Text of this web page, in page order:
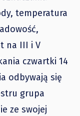
temperatura
na III i V
czwartki 14
odbywają się
grupa
ze swojej